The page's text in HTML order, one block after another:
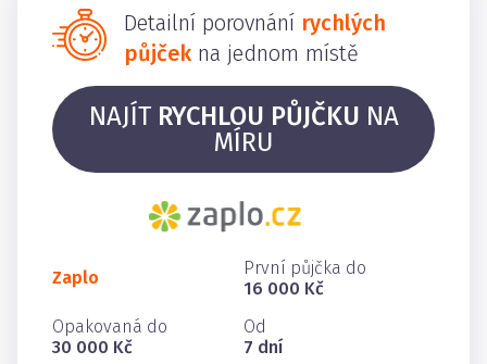
Detailní porovnání rychlých
půjčekna jednom místě
NAJÍT RYCHLOU PŮJČKU NA
MÍRU
Zaplo
První půjčka do
16 000 Kč
Opakovaná do
30 000 Kč
Od
7 dní